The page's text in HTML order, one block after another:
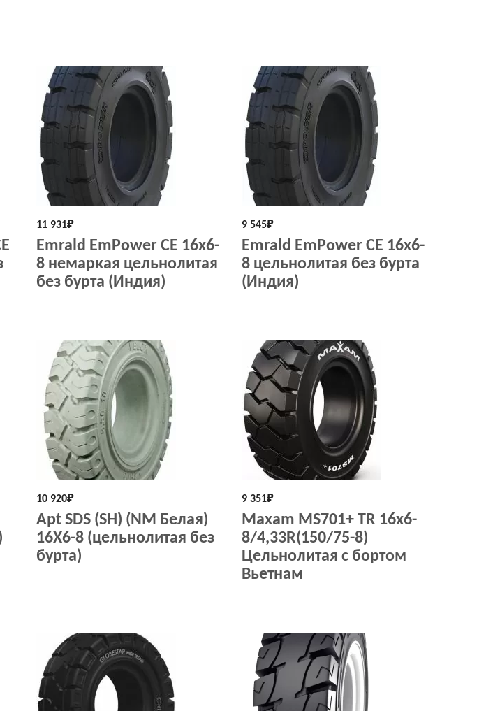
11 931₽
Emrald EmPower СЕ 16х6-
8 немаркая цельнолитая
без бурта (Индия)
9 545₽
Emrald EmPower СЕ 16х6-
8 цельнолитая без бурта
(Индия)
10 920₽
Apt SDS (SH) (NM Белая)
16X6-8 (цельнолитая без
бурта)
9 351₽
Maxam MS701+ TR 16x6-
8/4,33R(150/75-8)
Цельнолитая с бортом
Вьетнам